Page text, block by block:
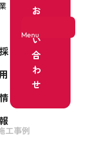
Menu
採
用
お
い
合
わ
せ
工事例